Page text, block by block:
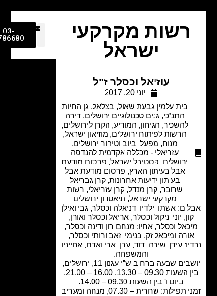
רשות מקרקעי
ישראל
עוזיאל וכסלר ז"ל
בית עלמין גבעת שאול,בצלאל,גן החיות
גנים טכנולוגיים ירושלים ,דירה
,הגיחון, המודיע ,הקרן לירושלים,
הרשות לפיתוח ירושלים ,מוזיאון ישראל,
מפעלי ביוב וטיהור ירושלים ,
עזריאלי - מכללה אקדמית להנדסה
,פסטיבל ישראל, פרסום מודעת
אבל בעיתון הארץ,פרסום מודעת אבל
בעיתון ידיעות אחרונות,קרן גבריאל
קרן מנדל,קרן עזריאלי ,רשות
מקרקעי ישראל, תיאטרון ירושלים
אשתו וילדיו: דניאלה וכסלר, גבי ואילן
יוני וניקול וכסלר, אריאל וכסלר ואורן,
וכסלר, אחיו: מנחם רון ודינה וכסלר,
ומיכאל זק, בנימין זאב ורותי וכסלר,
עידן, שירה, דוד, ערן, ארי ואדם, אחייניו
והמשפחה.
יושבים שבעה ברחוב ש"י עגנון 11, ירושלים,
בין השעות 09.30 – 13.30, 16.00 – 21.00,
ביום ו' בין השעות 09.30 – 14.00.
זמני תפילות: שחרית – 07.30, מנחה ומעריב
03-
9786680